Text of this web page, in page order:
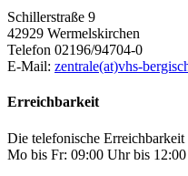
Schillerstraße 9
42929 Wermelskirchen
Telefon 02196/94704-0
E-Mail: zentrale(at)vhs-
Erreichbarkeit
Die telefonische
Mo bis Fr: 09:00 Uhr bis